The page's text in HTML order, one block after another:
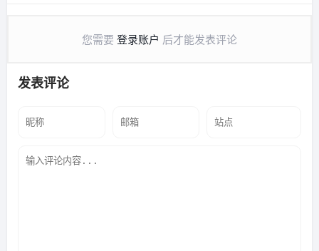
您需要 登录账户 后才能发表评论
发表评论